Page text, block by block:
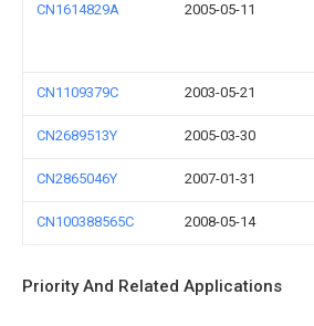
CN1614829A 2005-05-11
CN1109379C 2003-05-21
CN2689513Y 2005-03-30
CN2865046Y 2007-01-31
CN100388565C 2008-05-14
Priority And Related Applications